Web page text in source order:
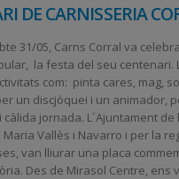
DE CARNISSERIA
31/05, Carns Corral va
la festa del seu centenari.
com: pinta cares, mag,
un discjòquei i un animador,
jornada. L´Ajuntament
Maria Vallès i Navarro i per la
van lliurar una placa
Des de Mirasol Centre, ens